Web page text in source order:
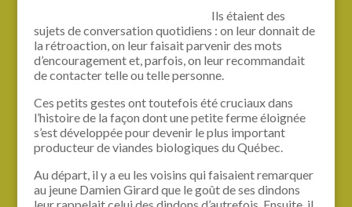
Ils étaient des
sujets de conversation quotidiens : on leur donnait de
la rétroaction, on leur faisait parvenir des mots
d’encouragement et, parfois, on leur recommandait
de contacter telle ou telle personne.
Ces petits gestes ont toutefois été cruciaux dans
l’histoire de la façon dont une petite ferme éloignée
s’est développée pour devenir le plus important
producteur de viandes biologiques du Québec.
Au départ, il y a eu les voisins qui faisaient remarquer
au jeune Damien Girard que le goût de ses dindons